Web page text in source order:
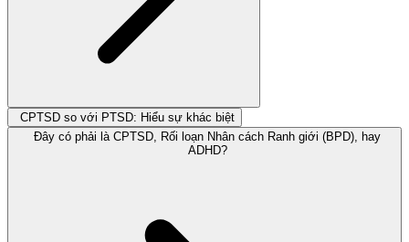
CPTSD so với PTSD: Hiểu sự khác biệt
Đây có phải là CPTSD, Rối loạn Nhân cách Ranh giới (BPD), hay
ADHD?